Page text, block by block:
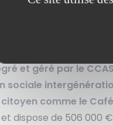
et discret, son
Sa particularité ?
jeunes, famille et
et géré par le CCAS
sociale
comme le
dispose de 506 000